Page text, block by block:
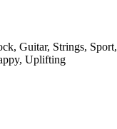
Guitar, Strings, Sport,
Uplifting